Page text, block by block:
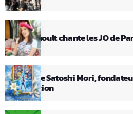
Elsa Esnoult chante les JO de
Décès de Satoshi Mori,
Animation